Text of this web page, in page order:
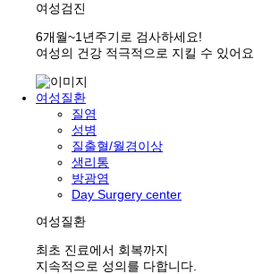
여성검진
6개월~1년주기로 검사하세요!
여성의 건강 적극적으로 지킬 수 있어요.
여성질환
질염
성병
질출혈/월경이상
생리통
방광염
Day Surgery center
여성질환
최초 진료에서 회복까지
지속적으로 성의를 다합니다.